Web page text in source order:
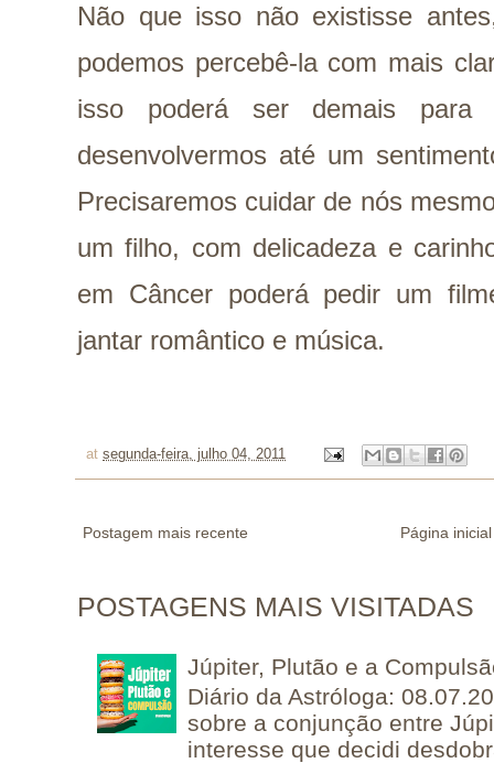
Não que isso não existisse
podemos percebê-la com mais
isso poderá ser demais
desenvolvermos até um
Precisaremos cuidar de nós
um filho, com delicadeza e
em Câncer poderá pedir um
jantar romântico e música.
at segunda-feira, julho 04, 2011
Postagem mais recente Página inicial
POSTAGENS MAIS VISITADAS
Júpiter, Plutão e a
Diário da Astróloga:
sobre a conjunção entre
interesse que decidi